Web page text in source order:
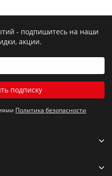
- подпишитесь на наши
акции.
подписку
Политика безопасности